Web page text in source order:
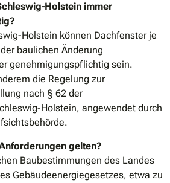
Holstein immer
Holstein können Dachfenster je
baulichen Änderung
genehmigungspflichtig sein.
die Regelung zur
nach § 62 der
Holstein, angewendet durch
gelten?
Baubestimmungen des Landes
Gebäudeenergiegesetzes, etwa zu